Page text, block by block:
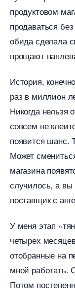
продуктовом
продаваться
обида сделала
прощают
История,
раз в миллион
Никогда нельзя
совсем не
появится шанс.
Может
магазина
случилось, а вы
поставщик с
У меня этап
четырех
отобранные на
мной работать.
Потом